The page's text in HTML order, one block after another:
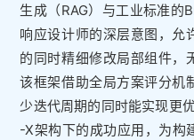
生成（RAG）与工业标准的
响应设计师的深层意图，允
的同时精细修改局部组件，
该框架借助全局方案评分机
少迭代周期的同时能实现更
-X架构下的成功应用，为构